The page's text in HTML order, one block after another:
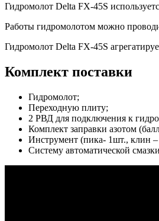
Гидромолот Delta FX-45S
Работы гидромолотом можно
Гидромолот Delta FX-45S
Комплект поставки
Гидромолот;
Переходную плиту;
2 РВД для подключения к
Комплект заправки азотом
Инструмент (пика- 1шт., клин
Систему автоматической